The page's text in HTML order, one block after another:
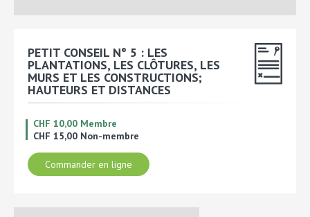
PETIT CONSEIL N° 5 : LES
PLANTATIONS, LES CLÔTURES, LES
MURS ET LES CONSTRUCTIONS;
HAUTEURS ET DISTANCES
CHF 10,00 Membre
CHF 15,00 Non-membre
Commander en ligne